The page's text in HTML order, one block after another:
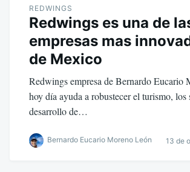
REDWINGS
Redwings es una de
empresas mas
de Mexico
Redwings empresa de Bernardo Eucario
hoy día ayuda a robustecer el turismo,
desarrollo de…
Bernardo Eucario Moreno León 13 de